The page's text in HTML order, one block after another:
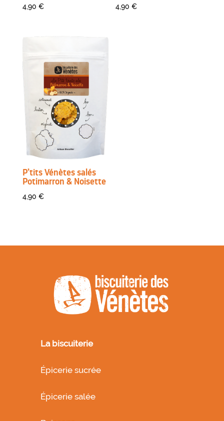
4,90 € 4,90€
P’tits Vénètes salés
Potimarron & Noisette
4,90 €
La biscuiterie
Épicerie sucrée
Épicerie salée